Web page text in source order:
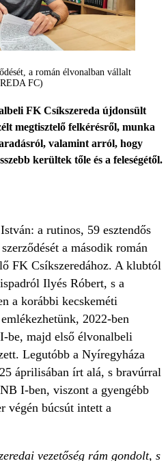
a román élvonalban vállalt
FC)
FK Csíkszereda újdonsült
megtisztelő felkérésről, munka
valamint arról, hogy
kerültek tőle és a feleségétől.
a rutinos, 59 esztendős
a második román
FK Csíkszeredához. A klubtól
Ilyés Róbert, s a
a korábbi kecskeméti
2022-ben
majd első élvonalbeli
Legutóbb a Nyíregyháza
áprilisában írt alá, s bravúrral
I-ben, viszont a gyengébb
végén búcsút intett a
vezetőség rám gondolt, s